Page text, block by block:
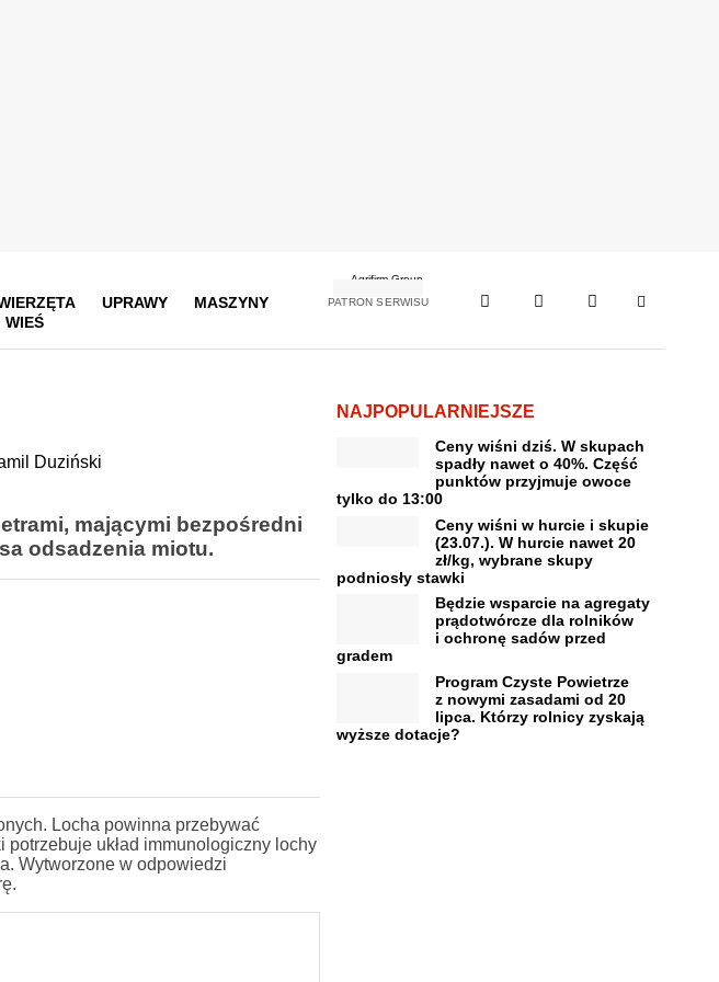
UPRAWY
MASZYNY
WIEŚ
PATRON SERWISU
Duziński
mającymi bezpośredni
odsadzenia miotu.
Locha powinna przebywać
układ immunologiczny lochy
Wytworzone w odpowiedzi
NAJPOPULARNIEJSZE
Ceny wiśni dziś. W skupach
spadły nawet o 40%. Część
punktów przyjmuje owoce
tylko do 13:00
Ceny wiśni w hurcie i skupie
(23.07.). W hurcie nawet 20
zł/kg, wybrane skupy
podniosły stawki
Będzie wsparcie na agregaty
prądotwórcze dla rolników
i ochronę sadów przed
gradem
Program Czyste Powietrze
z nowymi zasadami od 20
lipca. Którzy rolnicy zyskają
wyższe dotacje?